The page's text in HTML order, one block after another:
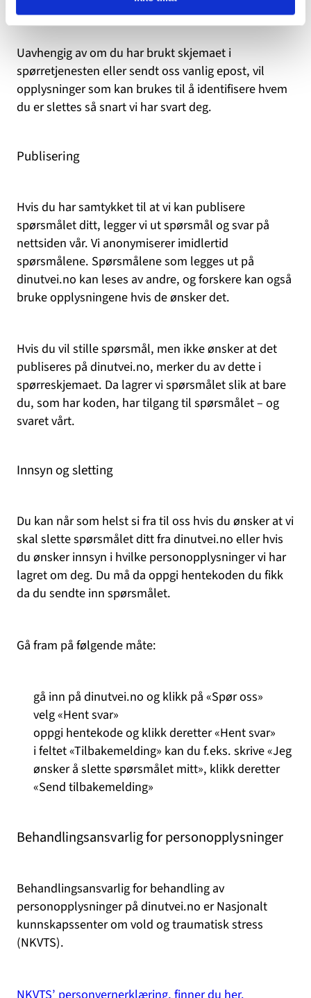
Uavhengig av om du har brukt skjemaet i
spørretjenesten eller sendt oss vanlig epost, vil
opplysninger som kan brukes til å identifisere hvem
du er slettes så snart vi har svart deg.
Publisering
Hvis du har samtykket til at vi kan publisere
spørsmålet ditt, legger vi ut spørsmål og svar på
nettsiden vår. Vi anonymiserer imidlertid
spørsmålene. Spørsmålene som legges ut på
dinutvei.no kan leses av andre, og forskere kan også
bruke opplysningene hvis de ønsker det.
Hvis du vil stille spørsmål, men ikke ønsker at det
publiseres på dinutvei.no, merker du av dette i
spørreskjemaet. Da lagrer vi spørsmålet slik at bare
du, som har koden, har tilgang til spørsmålet – og
svaret vårt.
Innsyn og sletting
Du kan når som helst si fra til oss hvis du ønsker at vi
skal slette spørsmålet ditt fra dinutvei.no eller hvis
du ønsker innsyn i hvilke personopplysninger vi har
lagret om deg. Du må da oppgi hentekoden du fikk
da du sendte inn spørsmålet.
Gå fram på følgende måte:
gå inn på dinutvei.no og klikk på «Spør oss»
velg «Hent svar»
oppgi hentekode og klikk deretter «Hent svar»
i feltet «Tilbakemelding» kan du f.eks. skrive «Jeg
ønsker å slette spørsmålet mitt», klikk deretter
«Send tilbakemelding»
Behandlingsansvarlig for personopplysninger
Behandlingsansvarlig for behandling av
personopplysninger på dinutvei.no er Nasjonalt
kunnskapssenter om vold og traumatisk stress
(NKVTS).
NKVTS’ personvernerklæring, finner du her.